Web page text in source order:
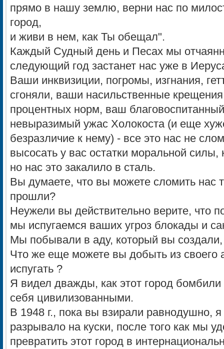
прямо в нашу землю, верни нас по
город,
и живи в нем, как Ты обещал".
Каждый Судный день и Песах мы
следующий год застанет нас уже в
Ваши инквизиции, погромы, изгнания,
сгоняли, ваши насильственные
процентных норм, ваш
невыразимый ужас Холокоста (и еще
безразличие к нему) - все это нас не
высосать у вас остатки моральной
но нас это закалило в сталь.
Вы думаете, что вы можете сломить нас
прошли?
Неужели вы действительно верите, что
мы испугаемся ваших угроз блокады и
Мы побывали в аду, который вы создали,
Что же еще можете вы добыть из своего
испугать ?
Я видел дважды, как этот город
себя цивилизованными.
В 1948 г., пока вы взирали равнодушно,
разрывало на куски, после того как мы
превратить этот город в